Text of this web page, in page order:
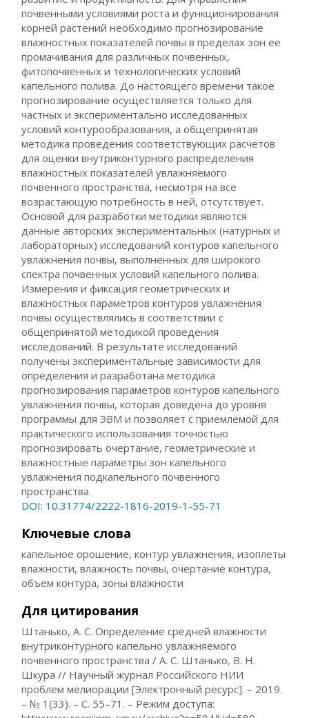
почвенными условиями роста и функционирования
корней растений необходимо прогнозирование
влажностных показателей почвы в пределах зон ее
промачивания для различных почвенных,
фитопочвенных и технологических условий
капельного полива. До настоящего времени такое
прогнозирование осуществляется только для
частных и экспериментально исследованных
условий контурообразования, а общепринятая
методика проведения соответствующих расчетов
для оценки внутриконтурного распределения
влажностных показателей увлажняемого
почвенного пространства, несмотря на все
возрастающую потребность в ней, отсутствует.
Основой для разработки методики являются
данные авторских экспериментальных (натурных и
лабораторных) исследований контуров капельного
увлажнения почвы, выполненных для широкого
спектра почвенных условий капельного полива.
Измерения и фиксация геометрических и
влажностных параметров контуров увлажнения
почвы осуществлялись в соответствии с
общепринятой методикой проведения
исследований. В результате исследований
получены экспериментальные зависимости для
определения и разработана методика
прогнозирования параметров контуров капельного
увлажнения почвы, которая доведена до уровня
программы для ЭВМ и позволяет с приемлемой для
практического использования точностью
прогнозировать очертание, геометрические и
влажностные параметры зон капельного
увлажнения подкапельного почвенного
пространства.
DOI: 10.31774/2222-1816-2019-1-55-71
Ключевые слова
капельное орошение, контур увлажнения, изоплеты
влажности, влажность почвы, очертание контура,
объем контура, зоны влажности
Для цитирования
Штанько, А. С. Определение средней влажности
внутриконтурного капельно увлажняемого
почвенного пространства / А. С. Штанько, В. Н.
Шкура // Научный журнал Российского НИИ
проблем мелиорации [Электронный ресурс]. – 2019.
– № 1(33). – С. 55–71. – Режим доступа: